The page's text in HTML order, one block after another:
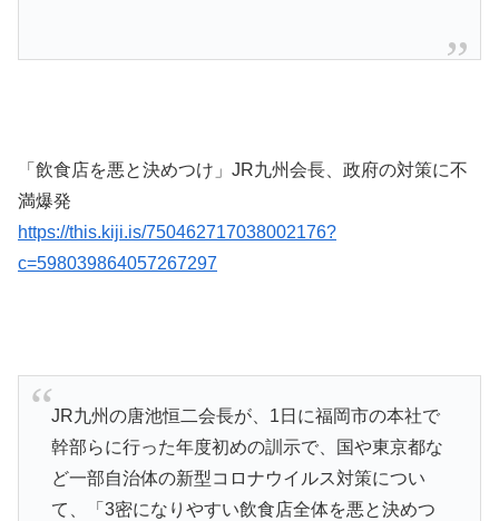
「飲食店を悪と決めつけ」JR九州会長、政府の対策に不
満爆発
https://this.kiji.is/750462717038002176?
c=598039864057267297
JR九州の唐池恒二会長が、1日に福岡市の本社で
幹部らに行った年度初めの訓示で、国や東京都な
ど一部自治体の新型コロナウイルス対策につい
て、「3密になりやすい飲食店全体を悪と決めつ